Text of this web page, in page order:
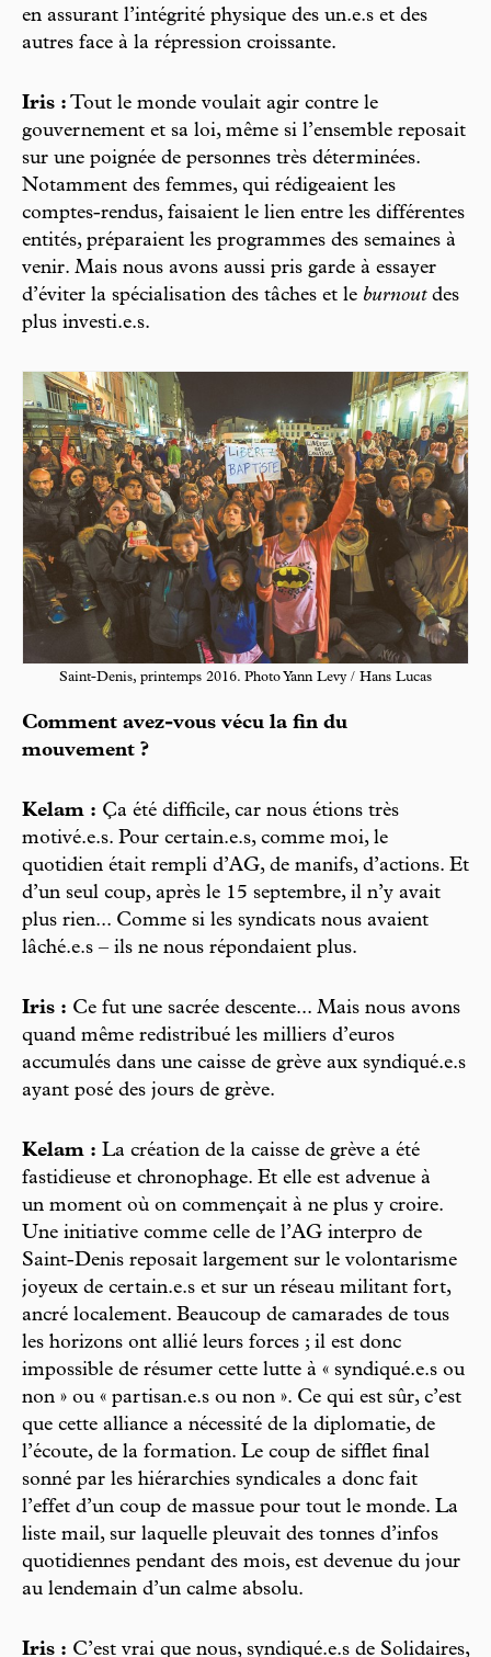
en assurant l’intégrité physique des un.e.s et des
autres face à la répression croissante.
Iris : Tout le monde voulait agir contre le
gouvernement et sa loi, même si l’ensemble reposait
sur une poignée de personnes très déterminées.
Notamment des femmes, qui rédigeaient les
comptes-rendus, faisaient le lien entre les différentes
entités, préparaient les programmes des semaines à
venir. Mais nous avons aussi pris garde à essayer
d’éviter la spécialisation des tâches et le burnout des
plus investi.e.s.
Saint-Denis, printemps 2016. Photo Yann Levy / Hans Lucas
Comment avez-vous vécu la fin du
mouvement ?
Kelam : Ça été difficile, car nous étions très
motivé.e.s. Pour certain.e.s, comme moi, le
quotidien était rempli d’AG, de manifs, d’actions. Et
d’un seul coup, après le 15 septembre, il n’y avait
plus rien... Comme si les syndicats nous avaient
lâché.e.s – ils ne nous répondaient plus.
Iris : Ce fut une sacrée descente... Mais nous avons
quand même redistribué les milliers d’euros
accumulés dans une caisse de grève aux syndiqué.e.s
ayant posé des jours de grève.
Kelam : La création de la caisse de grève a été
fastidieuse et chronophage. Et elle est advenue à
un moment où on commençait à ne plus y croire.
Une initiative comme celle de l’AG interpro de
Saint-Denis reposait largement sur le volontarisme
joyeux de certain.e.s et sur un réseau militant fort,
ancré localement. Beaucoup de camarades de tous
les horizons ont allié leurs forces ; il est donc
impossible de résumer cette lutte à « syndiqué.e.s ou
non » ou « partisan.e.s ou non ». Ce qui est sûr, c’est
que cette alliance a nécessité de la diplomatie, de
l’écoute, de la formation. Le coup de sifflet final
sonné par les hiérarchies syndicales a donc fait
l’effet d’un coup de massue pour tout le monde. La
liste mail, sur laquelle pleuvait des tonnes d’infos
quotidiennes pendant des mois, est devenue du jour
au lendemain d’un calme absolu.
Iris : C’est vrai que nous, syndiqué.e.s de Solidaires,